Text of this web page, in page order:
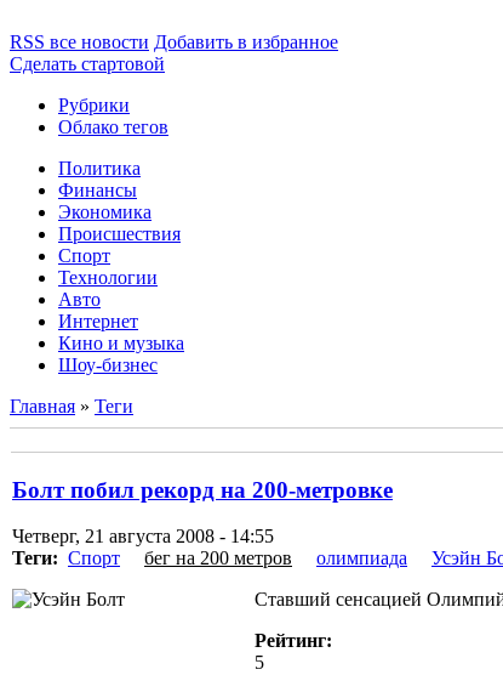
RSS все новости Добавить в избранное
Сделать стартовой
Рубрики
Облако тегов
Политика
Финансы
Экономика
Происшествия
Спорт
Технологии
Авто
Интернет
Кино и музыка
Шоу-бизнес
Главная » Теги
Болт побил рекорд на 200-метровке
Четверг, 21 августа 2008 - 14:55
Теги: Спорт бег на 200 метров олимпиада
Усэйн
Ставший сенсацией
Рейтинг:
5